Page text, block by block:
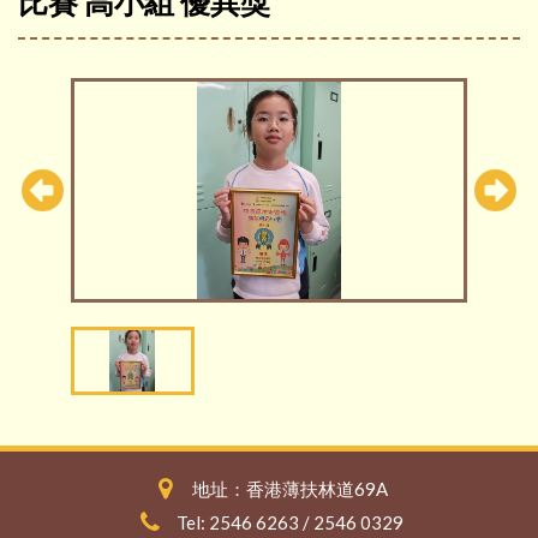
地址：香港薄扶林道69A
Tel: 2546 6263 / 2546 0329